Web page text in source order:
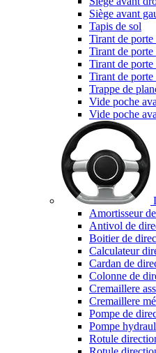
Siège avant
Tapis de sol
Tirant de
Tirant de porte
Tirant de
Tirant de porte
Trappe de
Vide poche
Vide poche
Amortisseur
Antivol de
Boitier de
Calculateur
Cardan de
Colonne de
Cremaillere
Cremaillere
Pompe de
Pompe
Rotule